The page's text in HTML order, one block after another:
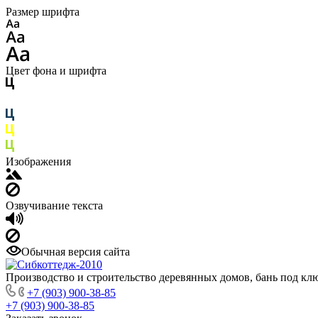
Размер шрифта
Цвет фона и шрифта
Изображения
Озвучивание текста
Обычная версия сайта
Производство и строительство деревянных домов, бань под
+7 (903) 900-38-85
+7 (903) 900-38-85